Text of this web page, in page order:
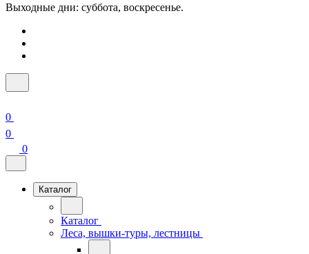
Выходные дни: суббота, воскресенье.
0
0
0
Каталог
Каталог
Леса, вышки-туры, лестницы